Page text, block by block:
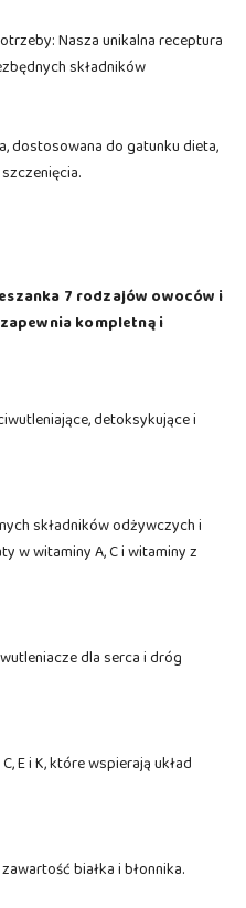
Nasza unikalna receptura
składników
dostosowana do gatunku dieta,
7 rodzajów owoców i
kompletną i
detoksykujące i
składników odżywczych i
w witaminy A, C i witaminy z
dla serca i dróg
E i K, które wspierają układ
białka i błonnika.